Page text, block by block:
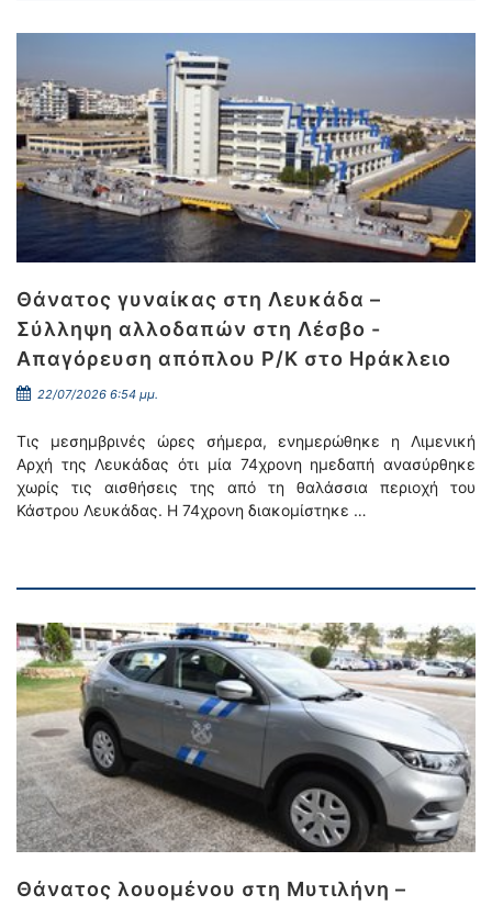
Θάνατος γυναίκας στη Λευκάδα –
Σύλληψη αλλοδαπών στη Λέσβο -
Απαγόρευση απόπλου Ρ/Κ στο Ηράκλειο
22/07/2026 6:54 μμ.
Τις μεσημβρινές ώρες σήμερα, ενημερώθηκε η Λιμενική
Αρχή της Λευκάδας ότι μία 74χρονη ημεδαπή ανασύρθηκε
χωρίς τις αισθήσεις της από τη θαλάσσια περιοχή του
Κάστρου Λευκάδας. Η 74χρονη διακομίστηκε …
Θάνατος λουομένου στη Μυτιλήνη –